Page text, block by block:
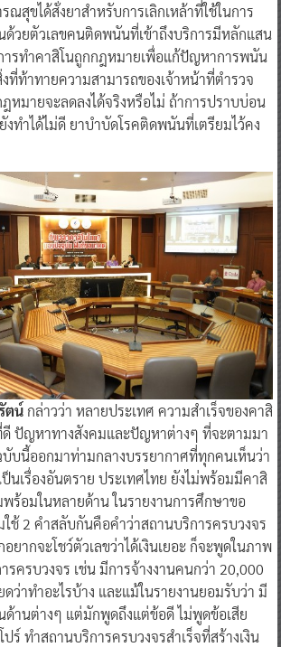
ณสุขได้สั่งยาสำหรับการเลิกเหล้าที่ใช้ในการ
วยตัวเลขคนติดพนันที่เข้าถึงบริการมีหลักแสน
รทำคาสิโนถูกกฎหมายเพื่อแก้ปัญหาการพนัน
ที่ท้าทายความสามารถของเจ้าหน้าที่ตำรวจ
หมายจะลดลงได้จริงหรือไม่ ถ้าการปราบบ่อน
ทำได้ไม่ดี ยาบำบัดโรคติดพนันที่เตรียมไว้คง
ตน์กล่าวว่า หลายประเทศ ความสำเร็จของคาสิ
ดี ปัญหาทางสังคมและปัญหาต่างๆ ที่จะตามมา
บับนี้ออกมาท่ามกลางบรรยากาศที่ทุกคนเห็นว่า
นเรื่องอันตราย ประเทศไทย ยังไม่พร้อมมีคาสิ
พร้อมในหลายด้าน ในรายงานการศึกษาขอ
ช้ 2 คำสลับกันคือคำว่าสถานบริการครบวงจร
ยากจะโชว์ตัวเลขว่าได้เงินเยอะ ก็จะพูดในภาพ
รครบวงจร เช่น มีการจ้างงานคนกว่า 20,000
ว่าทำอะไรบ้าง และแม้ในรายงานยอมรับว่า มี
านต่างๆ แต่มักพูดถึงแต่ข้อดี ไม่พูดข้อเสีย
ร์ ทำสถานบริการครบวงจรสำเร็จที่สร้างเงิน